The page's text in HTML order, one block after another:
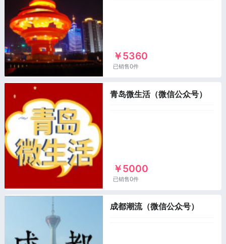
￥5360
已销售0件
青岛微生活（微信公众号）
￥5000
已销售0件
成都潮流（微信公众号）